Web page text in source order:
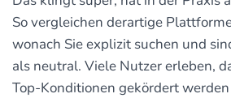
So vergleichen derartige
wonach Sie explizit suchen und
als neutral. Viele Nutzer erleben,
Top-Konditionen gekördert